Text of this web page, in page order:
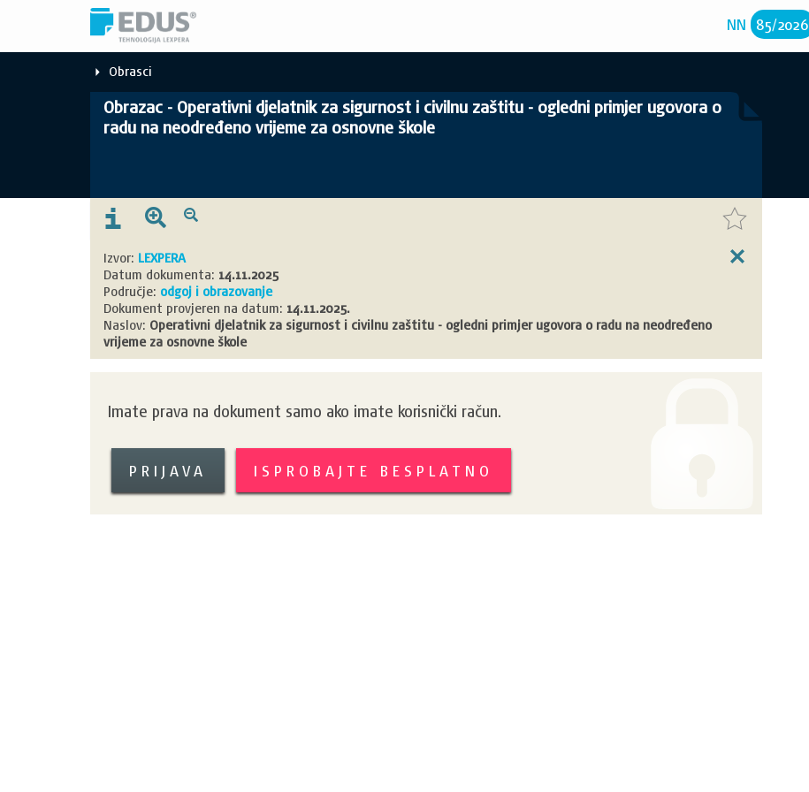
NN 85/2026
Obrasci
Obrazac - Operativni djelatnik za sigurnost i civilnu zaštitu - ogledni primjer ugovora o
radu na neodređeno vrijeme za osnovne škole
Izvor: LEXPERA
Datum dokumenta: 14.11.2025
Područje: odgoj i obrazovanje
Dokument provjeren na datum: 14.11.2025.
Naslov: Operativni djelatnik za sigurnost i civilnu zaštitu - ogledni primjer ugovora o radu na neodređeno
vrijeme za osnovne škole
Imate prava na dokument samo ako imate korisnički račun.
PRIJAVA ISPROBAJTE BESPLATNO